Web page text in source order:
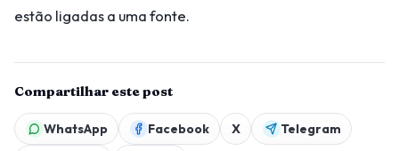
estão ligadas a uma fonte.
Compartilhar este post
WhatsApp Facebook X
Telegram